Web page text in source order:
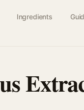
Ingredients